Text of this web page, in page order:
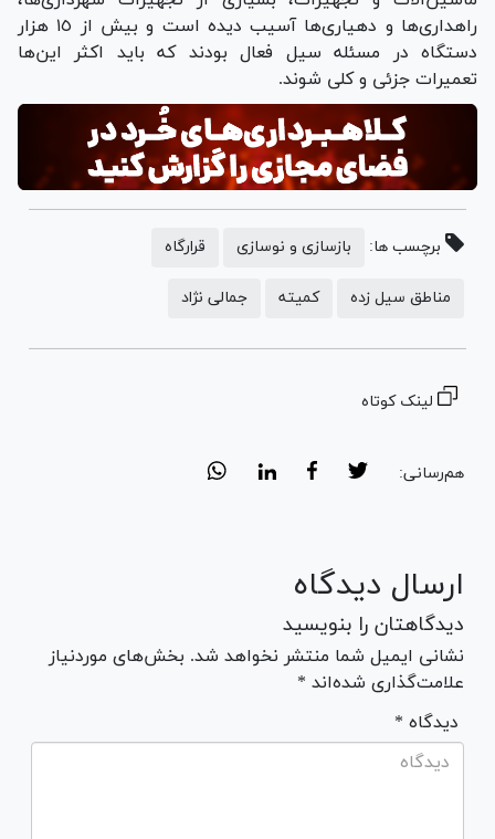
راهداری‌ها و دهیاری‌ها آسیب دیده است و بیش از ١٥ هزار
دستگاه در مسئله سیل فعال بودند که باید اکثر این‌ها
تعمیرات جزئی و کلی شوند.
برچسب ها: بازسازی و نوسازی قرارگاه
مناطق سیل زده کمیته جمالی نژاد
لینک کوتاه
هم‌رسانی:
ارسال دیدگاه
دیدگاهتان را بنویسید
نشانی ایمیل شما منتشر نخواهد شد. بخش‌های موردنیاز
علامت‌گذاری شده‌اند *
* دیدگاه